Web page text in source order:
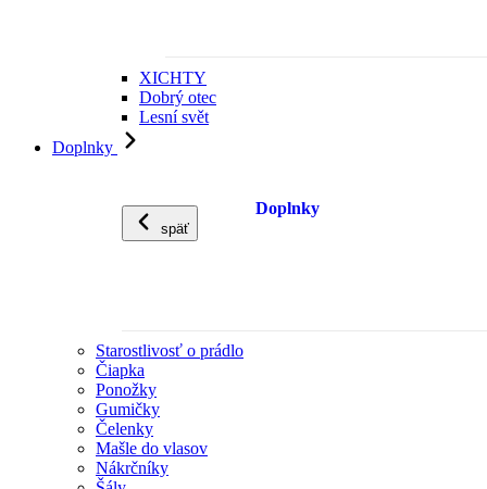
XICHTY
Dobrý otec
Lesní svět
Doplnky
späť
Doplnky
Starostlivosť o prádlo
Čiapka
Ponožky
Gumičky
Čelenky
Mašle do vlasov
Nákrčníky